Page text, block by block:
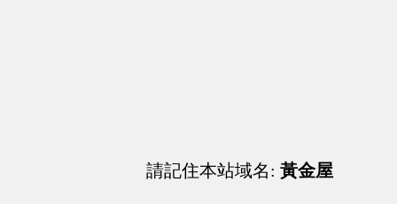
請記住本站域名: 黃金屋